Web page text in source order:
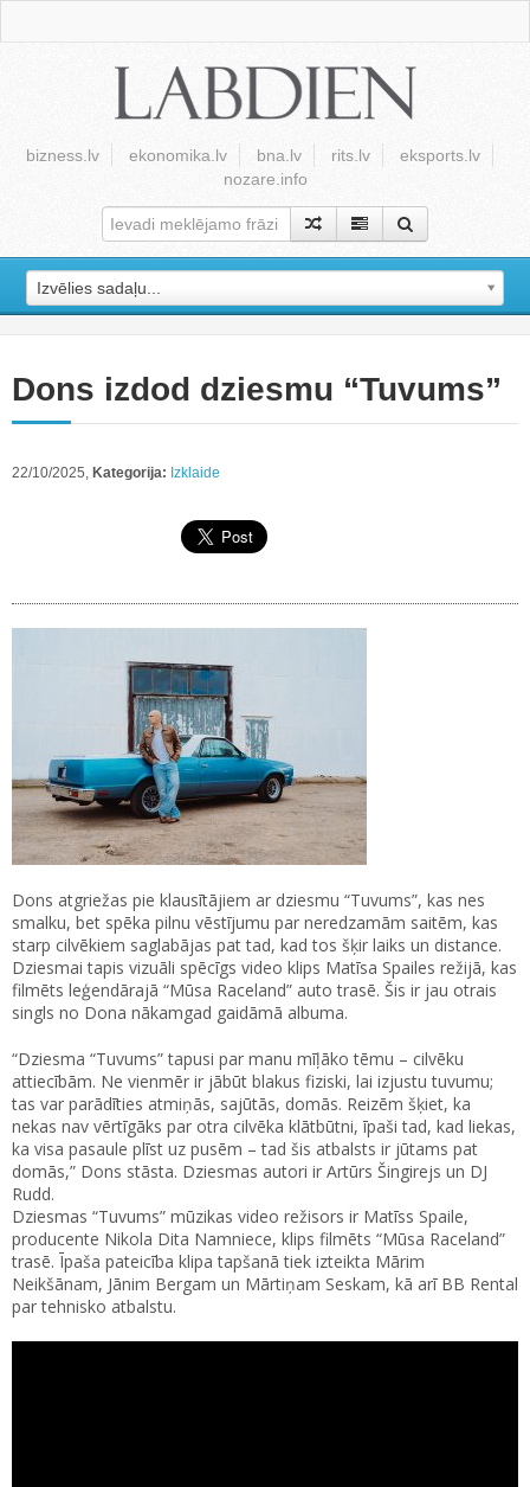
bizness.lv ekonomika.lv bna.lv rits.lv
eksports.lv
nozare.info
Izvēlies sadaļu...
Dons izdod dziesmu “Tuvums”
22/10/2025, Kategorija: Izklaide
Dons atgriežas pie klausītājiem ar dziesmu “Tuvums”, kas nes
smalku, bet spēka pilnu vēstījumu par neredzamām saitēm, kas
starp cilvēkiem saglabājas pat tad, kad tos šķir laiks un distance.
Dziesmai tapis vizuāli spēcīgs video klips Matīsa Spailes režijā, kas
filmēts leģendārajā “Mūsa Raceland” auto trasē. Šis ir jau otrais
singls no Dona nākamgad gaidāmā albuma.
“Dziesma “Tuvums” tapusi par manu mīļāko tēmu – cilvēku
attiecībām. Ne vienmēr ir jābūt blakus fiziski, lai izjustu tuvumu;
tas var parādīties atmiņās, sajūtās, domās. Reizēm šķiet, ka
nekas nav vērtīgāks par otra cilvēka klātbūtni, īpaši tad, kad liekas,
ka visa pasaule plīst uz pusēm – tad šis atbalsts ir jūtams pat
domās,” Dons stāsta. Dziesmas autori ir Artūrs Šingirejs un DJ
Rudd.
Dziesmas “Tuvums” mūzikas video režisors ir Matīss Spaile,
producente Nikola Dita Namniece, klips filmēts “Mūsa Raceland”
trasē. Īpaša pateicība klipa tapšanā tiek izteikta Mārim
Neikšānam, Jānim Bergam un Mārtiņam Seskam, kā arī BB Rental
par tehnisko atbalstu.